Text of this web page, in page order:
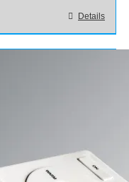
Details